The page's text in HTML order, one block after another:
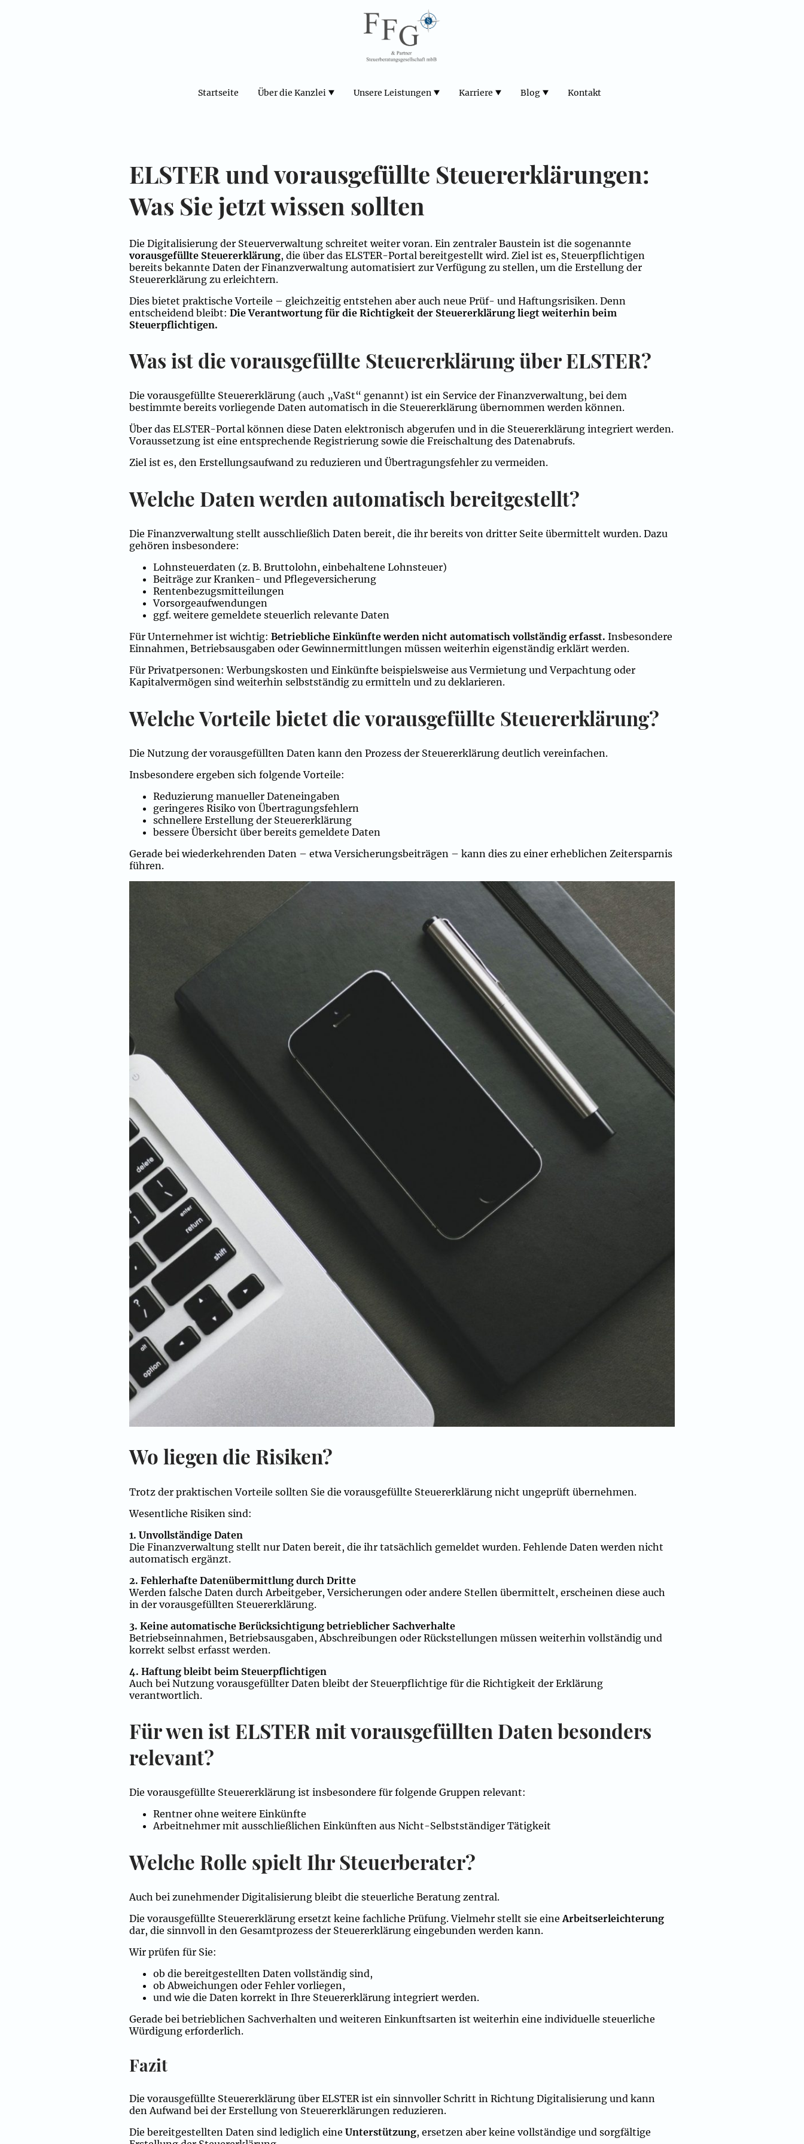
Startseite Über die Kanzlei Unsere Leistungen Karriere Blog Kontakt
ELSTER und vorausgefüllte Steuererklärungen:
Was Sie jetzt wissen sollten
Die Digitalisierung der Steuerverwaltung schreitet weiter voran. Ein zentraler Baustein ist die sogenannte
vorausgefüllte Steuererklärung, die über das ELSTER-Portal bereitgestellt wird. Ziel ist es, Steuerpflichtigen
bereits bekannte Daten der Finanzverwaltung automatisiert zur Verfügung zu stellen, um die Erstellung der
Steuererklärung zu erleichtern.
Dies bietet praktische Vorteile – gleichzeitig entstehen aber auch neue Prüf- und Haftungsrisiken. Denn
entscheidend bleibt: Die Verantwortung für die Richtigkeit der Steuererklärung liegt weiterhin beim
Steuerpflichtigen.
Was ist die vorausgefüllte Steuererklärung über ELSTER?
Die vorausgefüllte Steuererklärung (auch „VaSt“ genannt) ist ein Service der Finanzverwaltung, bei dem
bestimmte bereits vorliegende Daten automatisch in die Steuererklärung übernommen werden können.
Über das ELSTER-Portal können diese Daten elektronisch abgerufen und in die Steuererklärung integriert werden.
Voraussetzung ist eine entsprechende Registrierung sowie die Freischaltung des Datenabrufs.
Ziel ist es, den Erstellungsaufwand zu reduzieren und Übertragungsfehler zu vermeiden.
Welche Daten werden automatisch bereitgestellt?
Die Finanzverwaltung stellt ausschließlich Daten bereit, die ihr bereits von dritter Seite übermittelt wurden. Dazu
gehören insbesondere:
Lohnsteuerdaten (z. B. Bruttolohn, einbehaltene Lohnsteuer)
Beiträge zur Kranken- und Pflegeversicherung
Rentenbezugsmitteilungen
Vorsorgeaufwendungen
ggf. weitere gemeldete steuerlich relevante Daten
Für Unternehmer ist wichtig: Betriebliche Einkünfte werden nicht automatisch vollständig erfasst. Insbesondere
Einnahmen, Betriebsausgaben oder Gewinnermittlungen müssen weiterhin eigenständig erklärt werden.
Für Privatpersonen: Werbungskosten und Einkünfte beispielsweise aus Vermietung und Verpachtung oder
Kapitalvermögen sind weiterhin selbstständig zu ermitteln und zu deklarieren.
Welche Vorteile bietet die vorausgefüllte Steuererklärung?
Die Nutzung der vorausgefüllten Daten kann den Prozess der Steuererklärung deutlich vereinfachen.
Insbesondere ergeben sich folgende Vorteile:
Reduzierung manueller Dateneingaben
geringeres Risiko von Übertragungsfehlern
schnellere Erstellung der Steuererklärung
bessere Übersicht über bereits gemeldete Daten
Gerade bei wiederkehrenden Daten – etwa Versicherungsbeiträgen – kann dies zu einer erheblichen Zeitersparnis
führen.
Wo liegen die Risiken?
Trotz der praktischen Vorteile sollten Sie die vorausgefüllte Steuererklärung nicht ungeprüft übernehmen.
Wesentliche Risiken sind:
1. Unvollständige Daten
Die Finanzverwaltung stellt nur Daten bereit, die ihr tatsächlich gemeldet wurden. Fehlende Daten werden nicht
automatisch ergänzt.
2. Fehlerhafte Datenübermittlung durch Dritte
Werden falsche Daten durch Arbeitgeber, Versicherungen oder andere Stellen übermittelt, erscheinen diese auch
in der vorausgefüllten Steuererklärung.
3. Keine automatische Berücksichtigung betrieblicher Sachverhalte
Betriebseinnahmen, Betriebsausgaben, Abschreibungen oder Rückstellungen müssen weiterhin vollständig und
korrekt selbst erfasst werden.
4. Haftung bleibt beim Steuerpflichtigen
Auch bei Nutzung vorausgefüllter Daten bleibt der Steuerpflichtige für die Richtigkeit der Erklärung
verantwortlich.
Für wen ist ELSTER mit vorausgefüllten Daten besonders
relevant?
Die vorausgefüllte Steuererklärung ist insbesondere für folgende Gruppen relevant:
Rentner ohne weitere Einkünfte
Arbeitnehmer mit ausschließlichen Einkünften aus Nicht-Selbstständiger Tätigkeit
Welche Rolle spielt Ihr Steuerberater?
Auch bei zunehmender Digitalisierung bleibt die steuerliche Beratung zentral.
Die vorausgefüllte Steuererklärung ersetzt keine fachliche Prüfung. Vielmehr stellt sie eineArbeitserleichterung
dar, die sinnvoll in den Gesamtprozess der Steuererklärung eingebunden werden kann.
Wir prüfen für Sie:
ob die bereitgestellten Daten vollständig sind,
ob Abweichungen oder Fehler vorliegen,
und wie die Daten korrekt in Ihre Steuererklärung integriert werden.
Gerade bei betrieblichen Sachverhalten und weiteren Einkunftsarten ist weiterhin eine individuelle steuerliche
Würdigung erforderlich.
Fazit
Die vorausgefüllte Steuererklärung über ELSTER ist ein sinnvoller Schritt in Richtung Digitalisierung und kann
den Aufwand bei der Erstellung von Steuererklärungen reduzieren.
Die bereitgestellten Daten sind lediglich eine Unterstützung, ersetzen aber keine vollständige und sorgfältige